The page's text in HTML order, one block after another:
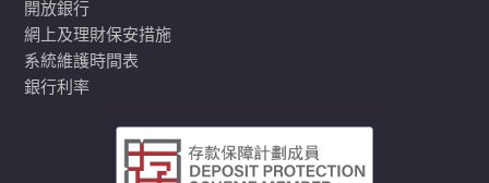
開放銀行
網上及理財保安措施
系統維護時間表
銀行利率